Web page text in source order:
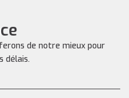
de notre mieux pour
délais.